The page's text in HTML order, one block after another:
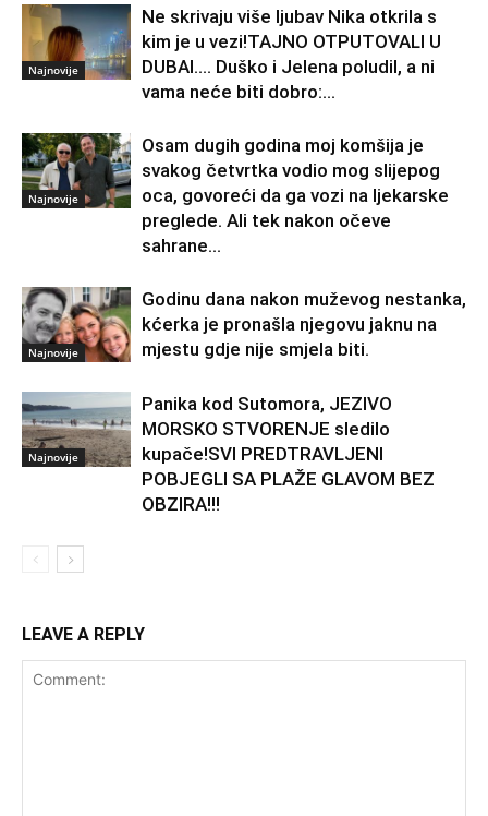
Najnovije
Ne skrivaju više ljubav Nika otkrila s
kim je u vezi!TAJNO OTPUTOVALI U
DUBAI…. Duško i Jelena poludil, a ni
vama neće biti dobro:...
Najnovije
Osam dugih godina moj komšija je
svakog četvrtka vodio mog slijepog
oca, govoreći da ga vozi na ljekarske
preglede. Ali tek nakon očeve
sahrane...
Najnovije
Godinu dana nakon muževog nestanka,
kćerka je pronašla njegovu jaknu na
mjestu gdje nije smjela biti.
Najnovije
Panika kod Sutomora, JEZIVO
MORSKO STVORENJE sledilo
kupače!SVI PREDTRAVLJENI
POBJEGLI SA PLAŽE GLAVOM BEZ
OBZIRA!!!
LEAVE A REPLY